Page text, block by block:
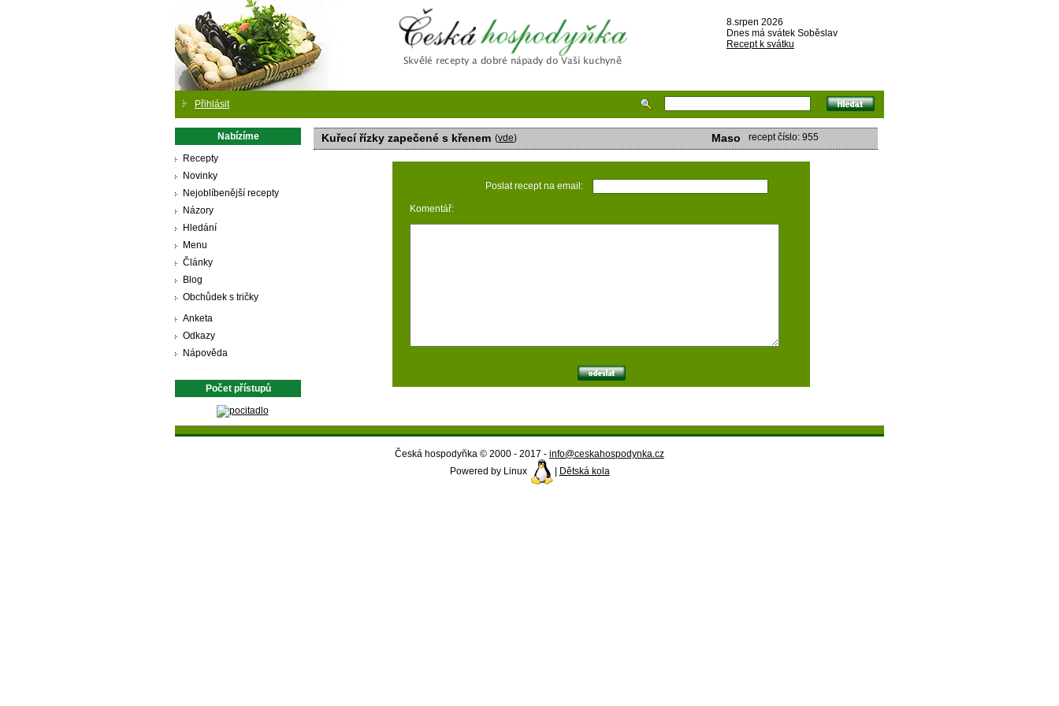
Česká hospodyňka
8.srpen 2026
Dnes má svátek Soběslav
Recept k svátku
Přihlásit
Nabízíme
Recepty
Novinky
Nejoblíbenější recepty
Názory
Hledání
Menu
Články
Blog
Obchůdek s tričky
Anketa
Odkazy
Nápověda
Počet přístupů
Kuřecí řízky zapečené s křenem (vde) Maso recept číslo: 955
Poslat recept na email:
Komentář:
Česká hospodyňka © 2000 - 2017 - info@ceskahospodynka.cz
Powered by Linux
Dětská kola